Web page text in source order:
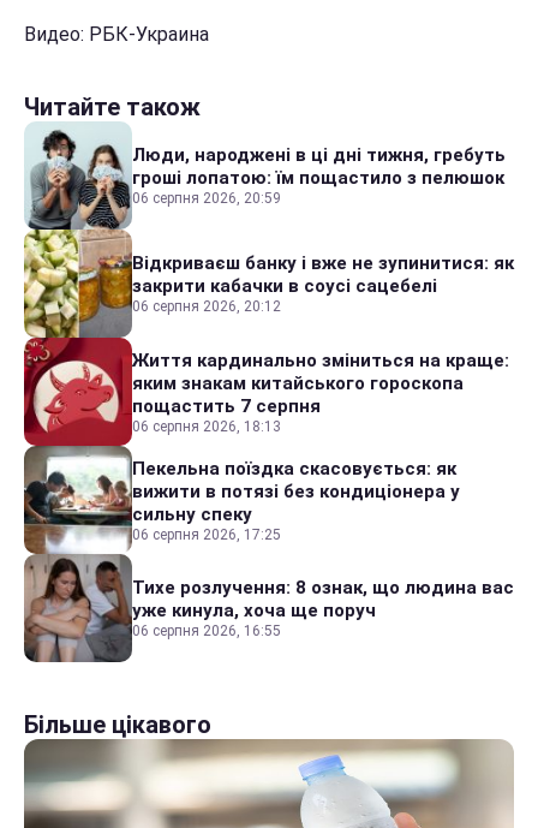
Видео: РБК-Украина
Читайте також
Люди, народжені в ці дні тижня, гребуть
гроші лопатою: їм пощастило з пелюшок
06 серпня 2026, 20:59
Відкриваєш банку і вже не зупинитися: як
закрити кабачки в соусі сацебелі
06 серпня 2026, 20:12
Життя кардинально зміниться на краще:
яким знакам китайського гороскопа
пощастить 7 серпня
06 серпня 2026, 18:13
Пекельна поїздка скасовується: як
вижити в потязі без кондиціонера у
сильну спеку
06 серпня 2026, 17:25
Тихе розлучення: 8 ознак, що людина вас
уже кинула, хоча ще поруч
06 серпня 2026, 16:55
Більше цікавого